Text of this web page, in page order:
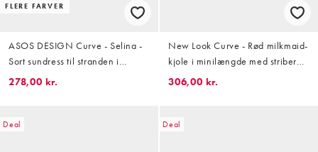
FLERE FARVER
ASOS DESIGN Curve - Selina -
Sort sundress til stranden i
maxilængde i bomuld med
278,00 kr.
New Look Curve - Rød milkmaid-
kjole i minilængde med striber
og flæser
306,00 kr.
Deal Deal